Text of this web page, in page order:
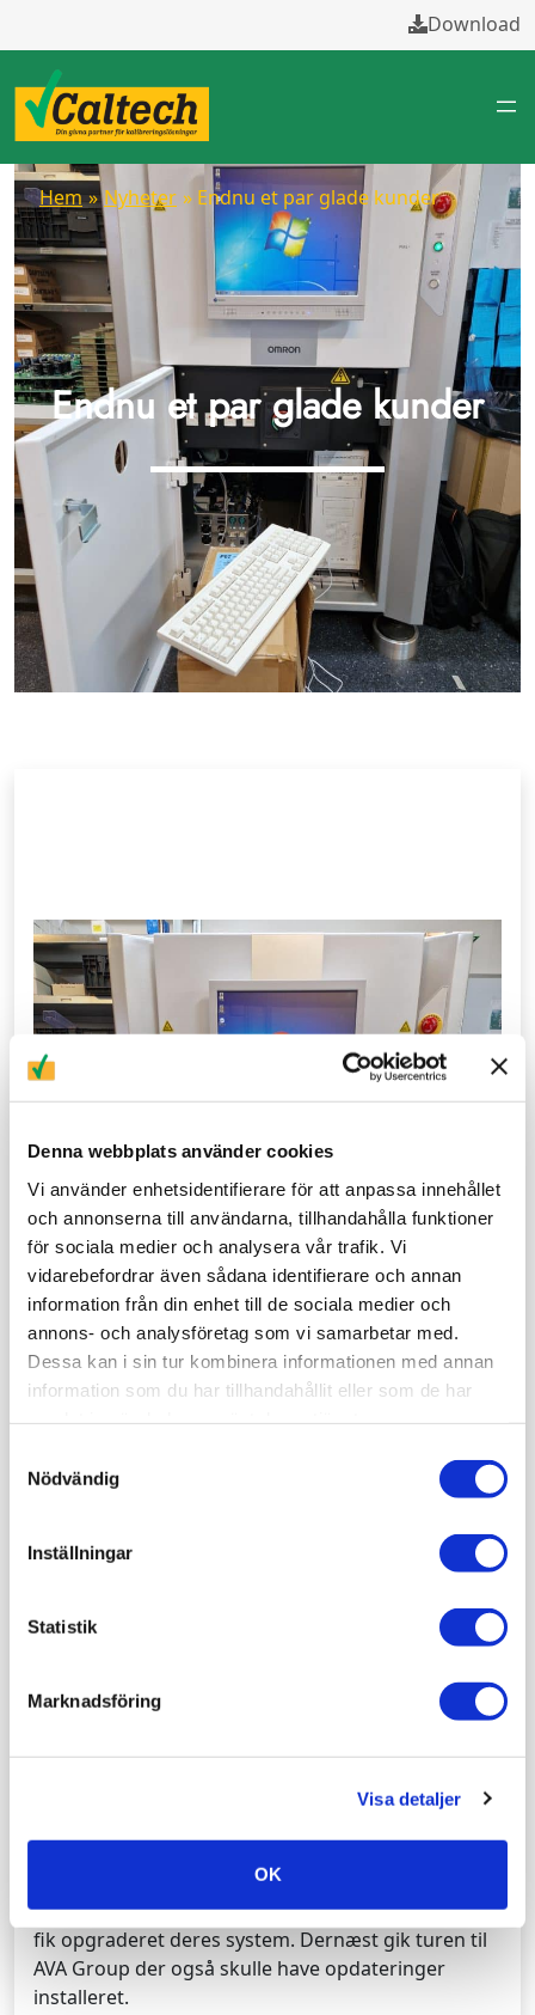
Denna webbplats använder cookies
Vi använder enhetsidentifierare för att anpassa innehållet
och annonserna till användarna, tillhandahålla funktioner
för sociala medier och analysera vår trafik. Vi
vidarebefordrar även sådana identifierare och annan
information från din enhet till de sociala medier och
annons- och analysföretag som vi samarbetar med.
Dessa kan i sin tur kombinera informationen med annan
information som du har tillhandahållit eller som de har
Nödvändig
Inställningar
Statistik
Marknadsföring
Visa detaljer
OK
Download
Hem » Nyheter » Endnu et par glade kunder
Endnu et par glade kunder
Service opdateringer hos danske kunder i
serviceopgaver på Omrons inspektionsudstyr hos
et par glade kunder. Først var det OJ Electronics der
fik opgraderet deres system. Dernæst gik turen til
AVA Group der også skulle have opdateringer
installeret.